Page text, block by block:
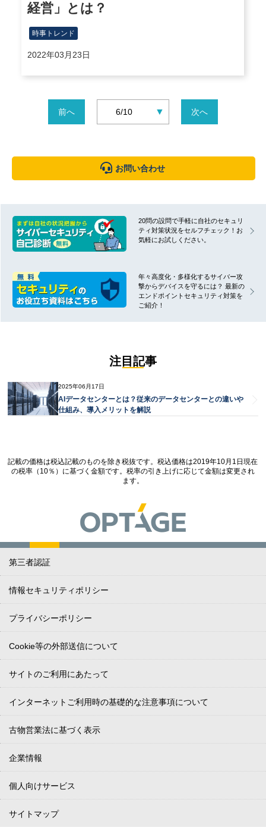
経営」とは？
時事トレンド
2022年03月23日
前へ 6/10 ▼ 次へ
注目記事
2025年06月17日
AIデータセンターとは？従来のデータセンターとの違いや
仕組み、導入メリットを解説
お問い合わせ
20問の設問で手軽に自社のセキュリ
ティ対策状況をセルフチェック！お
気軽にお試しください。
年々高度化・多様化するサイバー攻
撃からデバイスを守るには？ 最新の
エンドポイントセキュリティ対策を
ご紹介！
記載の価格は税込記載のものを除き税抜です。税込価格は2019年10月1日現在
の税率（10％）に基づく金額です。税率の引き上げに応じて金額は変更され
ます。
第三者認証
情報セキュリティポリシー
プライバシーポリシー
Cookie等の外部送信について
サイトのご利用にあたって
インターネットご利用時の基礎的な注意事項について
古物営業法に基づく表示
企業情報
個人向けサービス
サイトマップ